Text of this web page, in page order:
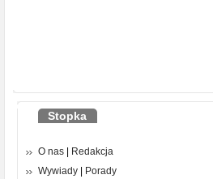
Stopka
O nas
Redakcja
Wywiady
Porady